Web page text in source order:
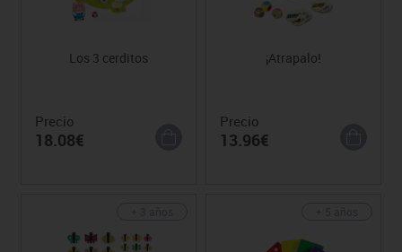
Los 3 cerditos
Precio
18.08€
¡Atrapalo!
Precio
13.96€